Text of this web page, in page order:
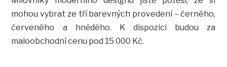
mohou vybrat ze tří barevných provedení – černého,
červeného a hnědého. K dispozici budou za
maloobchodní cenu pod 15 000 Kč.